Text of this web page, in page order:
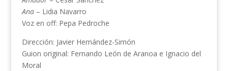
Ana– Lidia Navarro
Voz en off: Pepa Pedroche
Dirección: Javier Hernández-Simón
Guion original: Fernando León de Aranoa e Ignacio del
Moral